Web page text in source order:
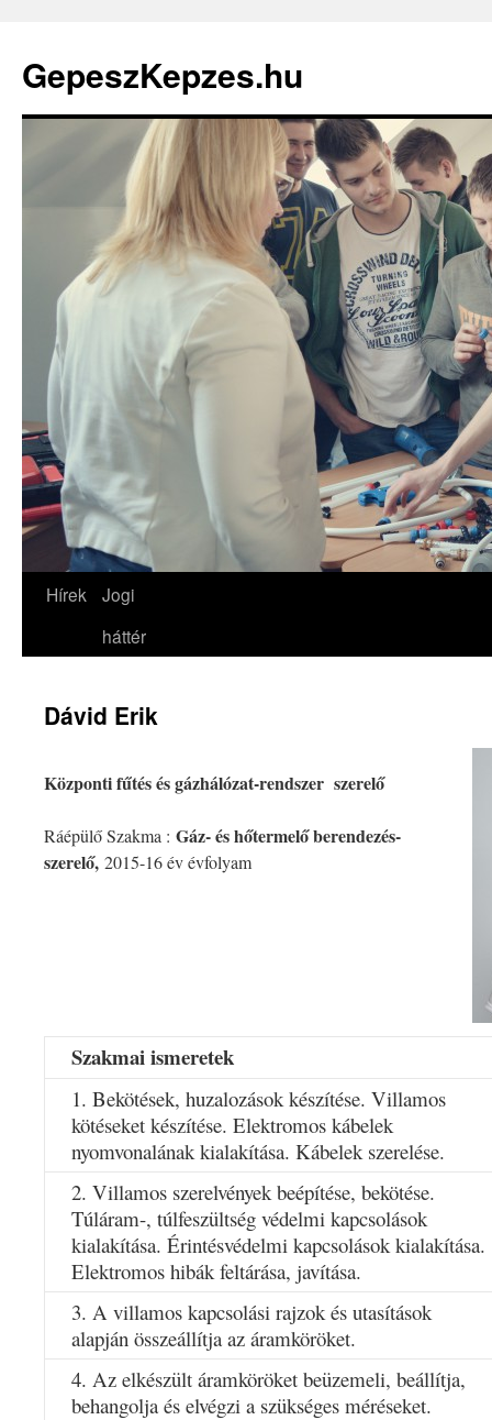
GepeszKepzes.hu
Hírek
Jogi
háttér
Dávid Erik
Központi fűtés és gázhálózat-rendszer szerelő
Ráépülő Szakma : Gáz- és hőtermelő berendezés-
szerelő, 2015-16 év évfolyam
Szakmai ismeretek
1. Bekötések, huzalozások készítése. Villamos
kötéseket készítése. Elektromos kábelek
nyomvonalának kialakítása. Kábelek szerelése.
2. Villamos szerelvények beépítése, bekötése.
Túláram-, túlfeszültség védelmi kapcsolások
kialakítása. Érintésvédelmi kapcsolások kialakítása.
Elektromos hibák feltárása, javítása.
3. A villamos kapcsolási rajzok és utasítások
alapján összeállítja az áramköröket.
4. Az elkészült áramköröket beüzemeli, beállítja,
behangolja és elvégzi a szükséges méréseket.